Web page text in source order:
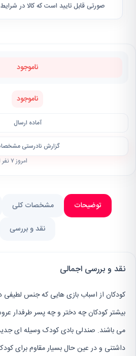
ناموجود
ناموجود
آماده ارسال
گزارش نادرستی
امروز ۷ نفر این محصول را خریدند
صورتی قابل تایید است که کالا در
توضیحات مشخصات کلی
نقد و بررسی
نقد و بررسی اجمالی
کودکان از اسباب بازی هایی که جنس لطیفی
بیشتر کودکان چه دختر و چه پسر طرفدار
می باشند. صندلی بادی کودک وسیله ای
داشتنی و در عین حال بسیار مقاوم برای